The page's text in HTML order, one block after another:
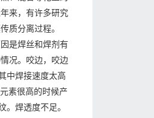
来，有许多研究
质分离过程。
是焊丝和焊剂有
况。咬边，咬边
中焊接速度太高
素很高的时候产
。焊透度不足。